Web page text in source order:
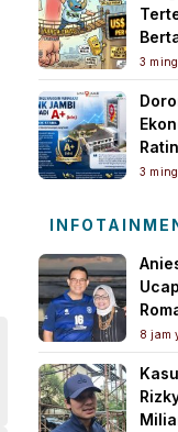
per
3
3
8 jam